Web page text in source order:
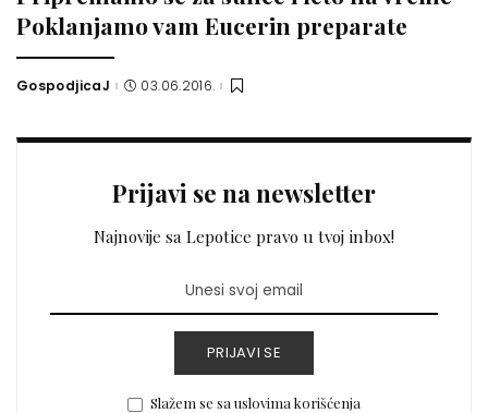
Poklanjamo vam Eucerin preparate
Posted
GospodjicaJ 03.06.2016.
Prijavi se na newsletter
Najnovije sa Lepotice pravo u tvoj inbox!
PRIJAVI SE
Slažem se sa uslovima korišćenja